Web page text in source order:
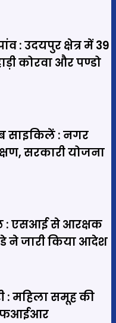
: उदयपुर क्षेत्र में 39
कोरवा और पण्डो
साइकिलें : नगर
सरकारी योजना
: एसआई से आरक्षक
ने जारी किया आदेश
: महिला समूह की
एफआईआर